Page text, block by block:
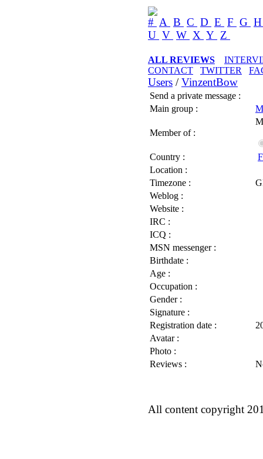
# A B C D E F G
U V W X Y Z
ALL REVIEWS
CONTACT
TWITTER
Users /VinzentBow
Send a private message :
Main group :
Member of :
Country :
Location :
Timezone :
Weblog :
Website :
IRC :
ICQ :
MSN messenger :
Birthdate :
Age :
Occupation :
Gender :
Signature :
Registration date :
Avatar :
Photo :
Reviews :
All content copyright